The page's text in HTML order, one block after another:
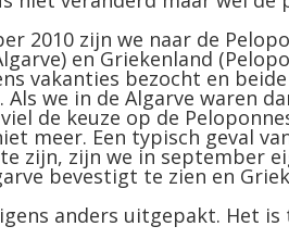
2010 zijn we naar de
en Griekenland
vakanties bezocht en
Als we in de Algarve waren
de keuze op de
meer. Een typisch geval
zijn, zijn we in september
bevestigt te zien en
anders uitgepakt. Het